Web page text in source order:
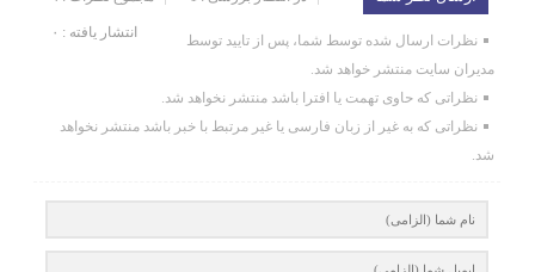
انتشار یافته : ۰
نظرات ارسال شده توسط شما، پس از تایید توسط
مدیران سایت منتشر خواهد شد.
نظراتی که حاوی تهمت یا افترا باشد منتشر نخواهد شد.
نظراتی که به غیر از زبان فارسی یا غیر مرتبط با خبر باشد منتشر نخواهد
شد.